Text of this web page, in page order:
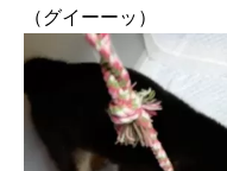
（グイーーッ）